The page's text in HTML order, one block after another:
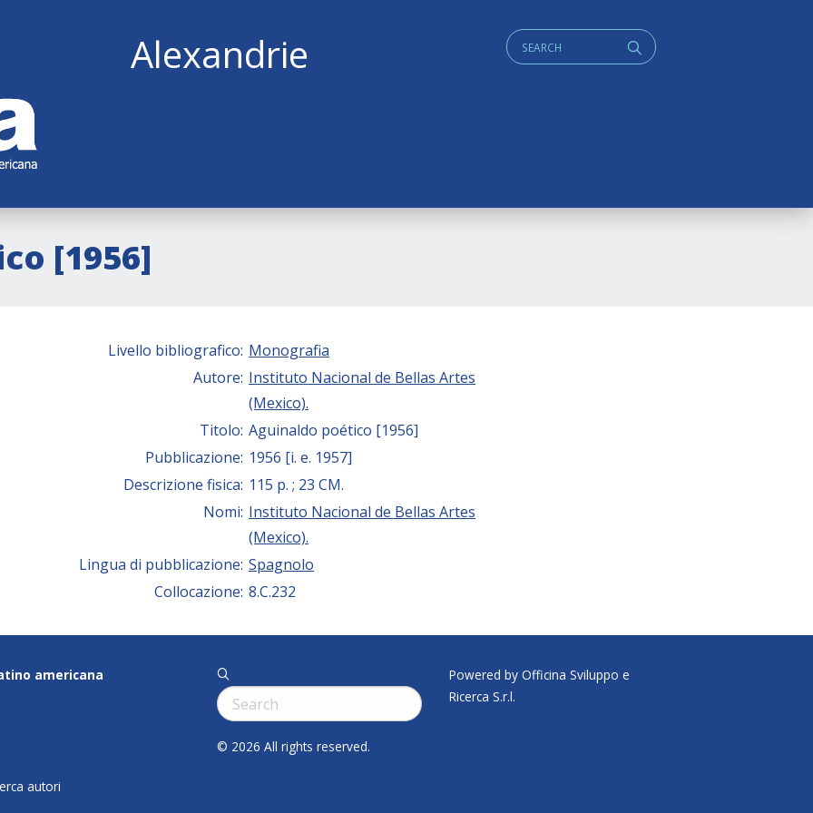
Alexandrie q
Cerca:
[1956]
Livello bibliografico: Monografia
Autore: Instituto Nacional de Bellas Artes
(Mexico).
Titolo: Aguinaldo poético [1956]
Pubblicazione: 1956 [i. e. 1957]
Descrizione fisica: 115 p. ; 23 CM.
Nomi: Instituto Nacional de Bellas Artes
(Mexico).
Lingua di pubblicazione: Spagnolo
Collocazione: 8.C.232
americana
autori
q
Cerca:
© 2026 All rights reserved.
Powered by Officina Sviluppo e
Ricerca S.r.l.